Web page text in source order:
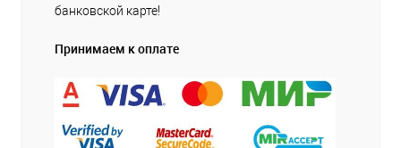
банковской карте!
Принимаем к оплате